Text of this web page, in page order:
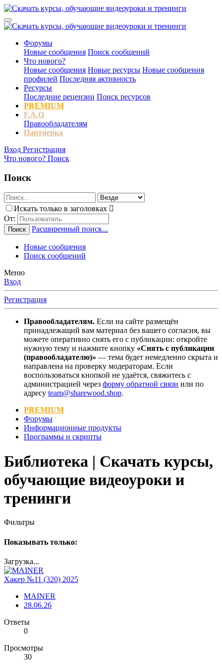
Форумы
Новые сообщения Поиск сообщений
Что нового?
Новые сообщения Новые ресурсы Новые сообщения
профилей Последняя активность
Ресурсы
Последние рецензии Поиск ресурсов
PREMIUM
F.A.Q
Правообладателям
Партнерка
Вход Регистрация
Что нового? Поиск
Поиск
Искать только в заголовках
От:
Поиск Расширенный поиск...
Новые сообщения
Поиск сообщений
Меню
Вход
Регистрация
Правообладателям. Если на сайте размещён
принадлежащий вам материал без вашего согласия, вы
можете оперативно снять его с публикации: откройте
нужную тему и нажмите кнопку «Снять с публикации
(правообладателю)» — тема будет немедленно скрыта и
направлена на проверку модераторам. Если
воспользоваться кнопкой не удаётся, свяжитесь с
администрацией через форму обратной связи или по
адресу team@sharewood.shop.
PREMIUM
Форумы
Информационные продукты
Программы и скрипты
Библиотека | Скачать курсы,
обучающие видеоуроки и
тренинги
Фильтры
Показывать только:
Загрузка...
Хакер №11 (320) 2025
MAINER
28.06.26
Ответы
0
Просмотры
30